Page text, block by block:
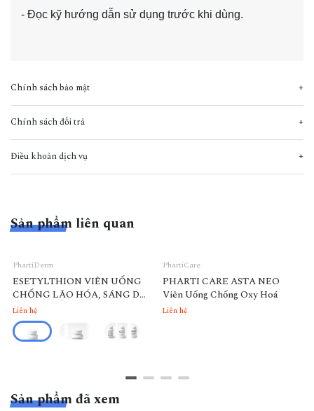
- Đọc kỹ hướng dẫn sử dụng trước khi dùng.
Chính sách bảo mật
Chính sách đổi trả
Điều khoản dịch vụ
Sản phẩm liên quan
PhartiDerm
ESETYLTHION VIÊN UỐNG
CHỐNG LÃO HÓA, SÁNG DA
Liên hệ
PhartiCare
PHARTI CARE ASTA NEO
Viên Uống Chống Oxy Hoá
Liên hệ
Sản phẩm đã xem